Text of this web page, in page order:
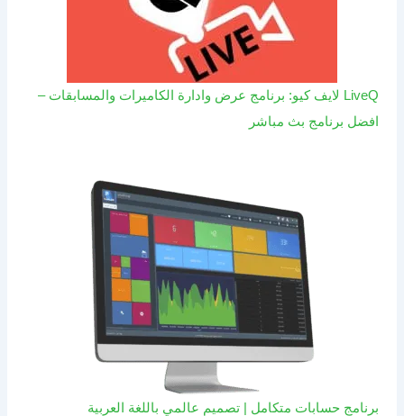
LiveQ لايف كيو: برنامج عرض وادارة الكاميرات والمسابقات –
افضل برنامج بث مباشر
برنامج حسابات متكامل | تصميم عالمي باللغة العربية